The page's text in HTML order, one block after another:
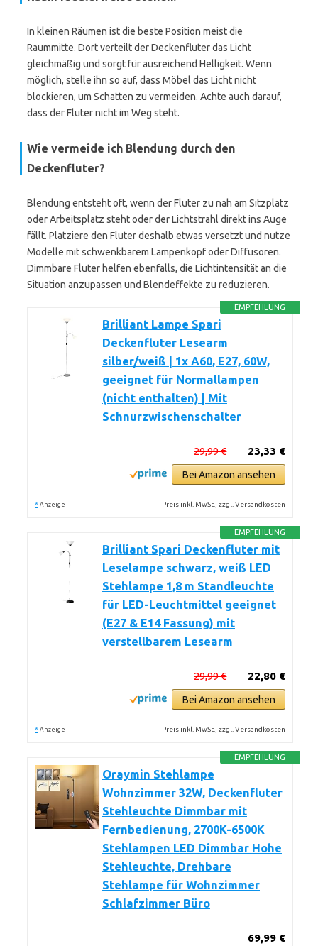
In kleinen Räumen ist die beste Position meist die
Raummitte. Dort verteilt der Deckenfluter das Licht
gleichmäßig und sorgt für ausreichend Helligkeit. Wenn
möglich, stelle ihn so auf, dass Möbel das Licht nicht
blockieren, um Schatten zu vermeiden. Achte auch darauf,
dass der Fluter nicht im Weg steht.
Wie vermeide ich Blendung durch den
Deckenfluter?
Blendung entsteht oft, wenn der Fluter zu nah am Sitzplatz
oder Arbeitsplatz steht oder der Lichtstrahl direkt ins Auge
fällt. Platziere den Fluter deshalb etwas versetzt und nutze
Modelle mit schwenkbarem Lampenkopf oder Diffusoren.
Dimmbare Fluter helfen ebenfalls, die Lichtintensität an die
Situation anzupassen und Blendeffekte zu reduzieren.
EMPFEHLUNG
Brilliant Lampe Spari
Deckenfluter Lesearm
silber/weiß | 1x A60, E27, 60W,
geeignet für Normallampen
(nicht enthalten) | Mit
Schnurzwischenschalter
23,33 €
29,99 €
Bei Amazon ansehen
* Anzeige Preis inkl. MwSt., zzgl. Versandkosten
EMPFEHLUNG
Brilliant Spari Deckenfluter mit
Leselampe schwarz, weiß LED
Stehlampe 1,8 m Standleuchte
für LED-Leuchtmittel geeignet
(E27 & E14 Fassung) mit
verstellbarem Lesearm
22,80 €
29,99 €
Bei Amazon ansehen
* Anzeige Preis inkl. MwSt., zzgl. Versandkosten
EMPFEHLUNG
Oraymin Stehlampe
Wohnzimmer 32W, Deckenfluter
Stehleuchte Dimmbar mit
Fernbedienung, 2700K-6500K
Stehlampen LED Dimmbar Hohe
Stehleuchte, Drehbare
Stehlampe für Wohnzimmer
Schlafzimmer Büro
69,99 €